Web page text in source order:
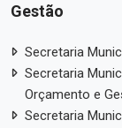
Gestão
Secretaria
Secretaria
Orçamento e
Secretaria